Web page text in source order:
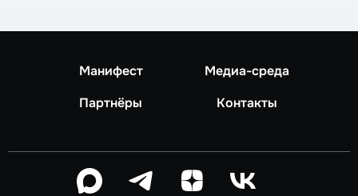
Манифест
Медиа-среда
Партнёры
Контакты